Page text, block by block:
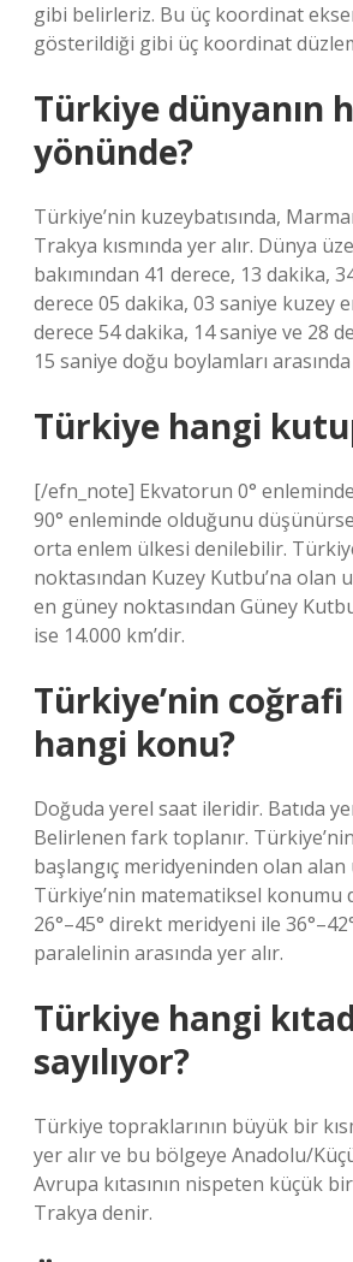
gibi belirleriz. Bu üç koordinat
gösterildiği gibi üç koordinat
Türkiye dünyanın
yönünde?
Türkiye’nin kuzeybatısında,
Trakya kısmında yer alır. Dünya
bakımından 41 derece, 13 dakika,
derece 05 dakika, 03 saniye kuzey
derece 54 dakika, 14 saniye ve 28
15 saniye doğu boylamları arasında
Türkiye hangi
[/efn_note] Ekvatorun 0°
90° enleminde olduğunu
orta enlem ülkesi denilebilir.
noktasından Kuzey Kutbu’na olan
en güney noktasından Güney
ise 14.000 km’dir.
Türkiye’nin
hangi konu?
Doğuda yerel saat ileridir. Batıda
Belirlenen fark toplanır.
başlangıç ​​meridyeninden olan alan
Türkiye’nin matematiksel konumu
26°–45° direkt meridyeni ile
paralelinin arasında yer alır.
Türkiye hangi
sayılıyor?
Türkiye topraklarının büyük bir
yer alır ve bu bölgeye Anadolu/
Avrupa kıtasının nispeten küçük
Trakya denir.